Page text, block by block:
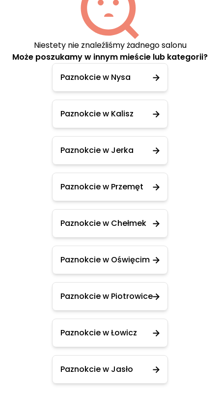
Niestety nie znaleźliśmy żadnego salonu
Może poszukamy w innym mieście lub kategorii?
Paznokcie w Nysa
Paznokcie w Kalisz
Paznokcie w Jerka
Paznokcie w Przemęt
Paznokcie w Chełmek
Paznokcie w Oświęcim
Paznokcie w Piotrowice
Paznokcie w Łowicz
Paznokcie w Jasło